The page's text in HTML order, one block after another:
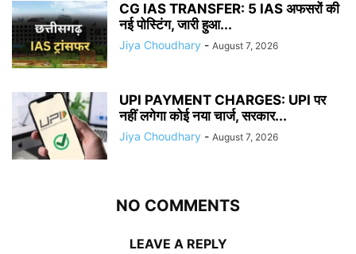
CG IAS TRANSFER: 5 IAS अफसरों की
नई पोस्टिंग, जारी हुआ...
Jiya Choudhary - August 7, 2026
UPI PAYMENT CHARGES: UPI पर
नहीं लगेगा कोई नया चार्ज, सरकार...
Jiya Choudhary - August 7, 2026
NO COMMENTS
LEAVE A REPLY